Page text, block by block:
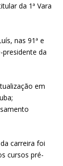
da 1ª Vara
nas 91ª e
presidente da
em
carreira foi
cursos pré-